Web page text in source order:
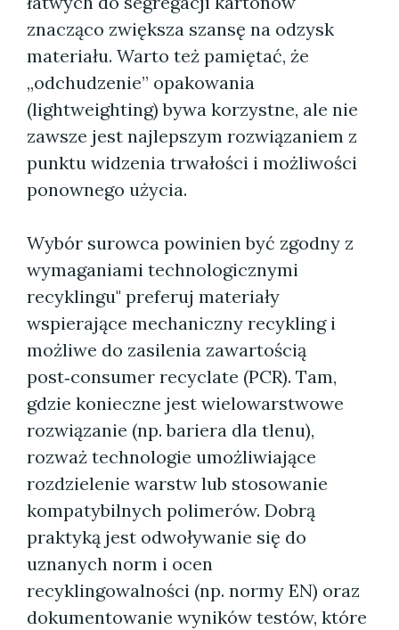
znacząco zwiększa szansę na odzysk
materiału. Warto też pamiętać, że
„odchudzenie” opakowania
(lightweighting) bywa korzystne, ale nie
zawsze jest najlepszym rozwiązaniem z
punktu widzenia trwałości i możliwości
ponownego użycia.
Wybór surowca powinien być zgodny z
wymaganiami technologicznymi
recyklingu" preferuj materiały
wspierające mechaniczny recykling i
możliwe do zasilenia zawartością
post‑consumer recyclate (PCR). Tam,
gdzie konieczne jest wielowarstwowe
rozwiązanie (np. bariera dla tlenu),
rozważ technologie umożliwiające
rozdzielenie warstw lub stosowanie
kompatybilnych polimerów. Dobrą
praktyką jest odwoływanie się do
uznanych norm i ocen
recyklingowalności (np. normy EN) oraz
dokumentowanie wyników testów, które